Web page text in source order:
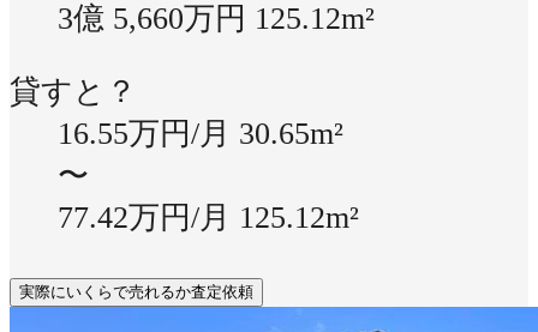
3億 5,660万円 125.12m²
貸すと？
16.55万円/月 30.65m²
〜
77.42万円/月 125.12m²
実際にいくらで売れるか査定依頼